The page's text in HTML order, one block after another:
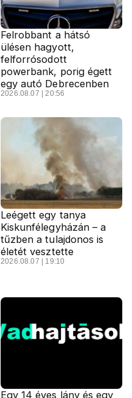
Felrobbant a hátsó
ülésen hagyott,
felforrósodott
powerbank, porig égett
egy autó Debrecenben
2026.08.07 | 20:56
Leégett egy tanya
Kiskunfélegyházán – a
tűzben a tulajdonos is
életét vesztette
2026.08.07 | 19:10
Egy 14 éves lány és egy